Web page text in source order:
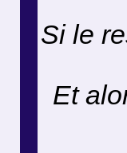
Si le
Et